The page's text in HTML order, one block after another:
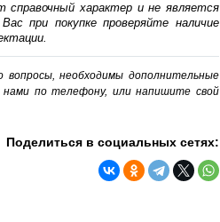
характер и не является
при покупке проверяйте наличие
вопросы, необходимы дополнительные
по телефону, или напишите свой
Поделиться в социальных сетях: